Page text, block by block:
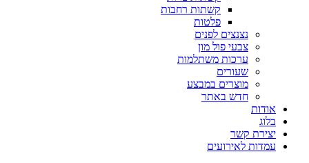
קשתות רחבות
פלטות
נצנצים לפנים
צבעי פול מון
ערכות משתלמות
שעורים
מוצרים במבצע
חדש באתר
אודות
בלוג
יצירת קשר
עמדות לאירועים